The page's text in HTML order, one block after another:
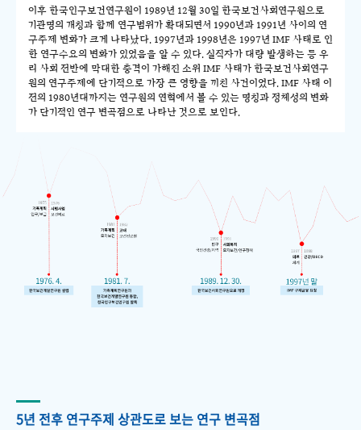
이후 한국인구보건연구원이 1989년 12월 30일 한국보건사회연구원으로
기관명의 개칭과 함께 연구범위가 확대되면서 1990년과 1991년 사이의 연
구주제 변화가 크게 나타났다. 1997년과 1998년은 1997년 IMF 사태로 인
한 연구수요의 변화가 있었음을 알 수 있다. 실직자가 대량 발생하는 등 우
리 사회 전반에 막대한 충격이 가해진 소위 IMF 사태가 한국보건사회연구
원의 연구주제에 단기적으로 가장 큰 영향을 끼친 사건이었다. IMF 사태 이
전의 1980년대까지는 연구원의 연혁에서 볼 수 있는 명칭과 정체성의 변화
가 단기적인 연구 변곡점으로 나타난 것으로 보인다.
5년 전후 연구주제 상관도로 보는 연구 변곡점